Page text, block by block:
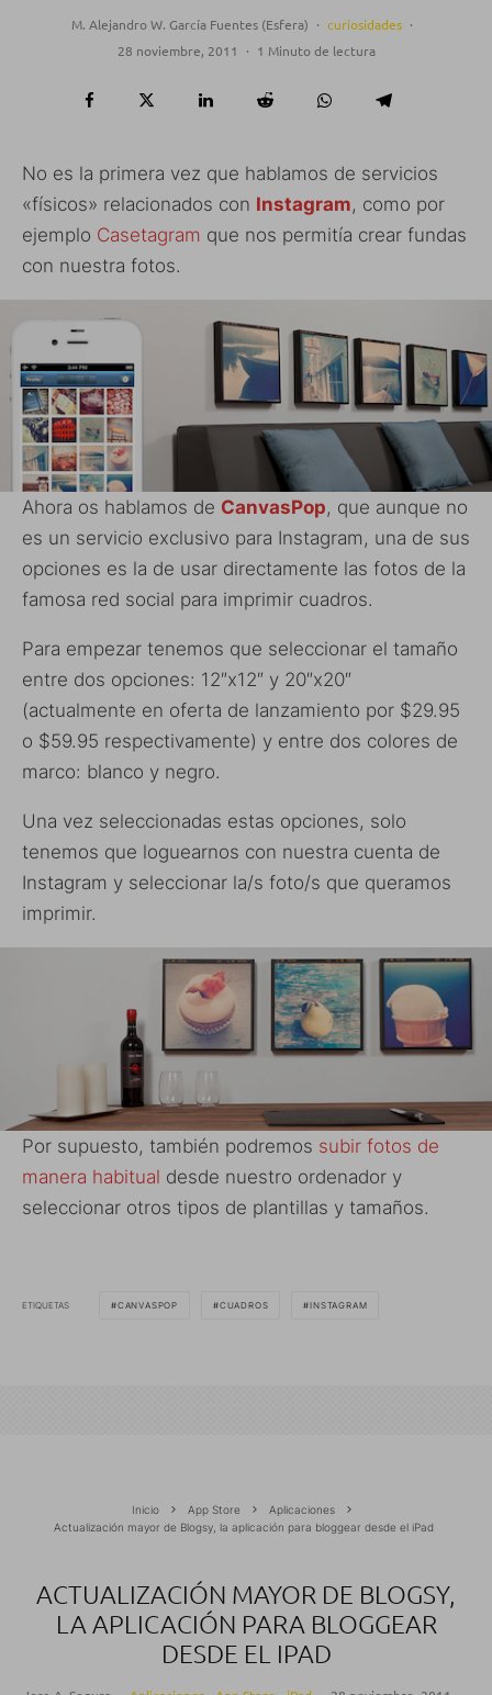
M. Alejandro W. García Fuentes (Esfera) · curiosidades ·
28 noviembre, 2011
· 1 Minuto de lectura
No es la primera vez que hablamos de servicios
«físicos» relacionados con Instagram, como por
ejemplo Casetagram que nos permitía crear fundas
con nuestra fotos.
Ahora os hablamos de CanvasPop, que aunque no
es un servicio exclusivo para Instagram, una de sus
opciones es la de usar directamente las fotos de la
famosa red social para imprimir cuadros.
Para empezar tenemos que seleccionar el tamaño
entre dos opciones: 12″x12″ y 20″x20″
(actualmente en oferta de lanzamiento por $29.95
o $59.95 respectivamente) y entre dos colores de
marco: blanco y negro.
Una vez seleccionadas estas opciones, solo
tenemos que loguearnos con nuestra cuenta de
Instagram y seleccionar la/s foto/s que queramos
imprimir.
Por supuesto, también podremos subir fotos de
manera habitual desde nuestro ordenador y
seleccionar otros tipos de plantillas y tamaños.
ETIQUETAS CANVASPOP CUADROS INSTAGRAM
Inicio App Store
Aplicaciones
Actualización mayor de Blogsy, la aplicación para bloggear desde el iPad
ACTUALIZACIÓN MAYOR DE BLOGSY,
LA APLICACIÓN PARA BLOGGEAR
DESDE EL IPAD